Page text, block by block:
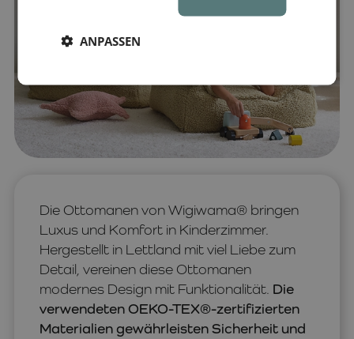
Die Ottomanen von Wigiwama® bringen
Luxus und Komfort in Kinderzimmer.
Hergestellt in Lettland mit viel Liebe zum
Detail, vereinen diese Ottomanen
modernes Design mit Funktionalität. Die
verwendeten OEKO-TEX®-zertifizierten
Materialien gewährleisten Sicherheit und
ANPASSEN